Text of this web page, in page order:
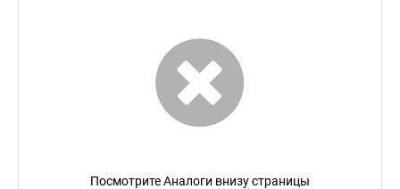
Посмотрите Аналоги внизу страницы